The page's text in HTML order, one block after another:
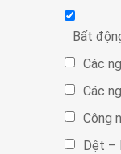
Bất
Các
Các
Công
Dệt –